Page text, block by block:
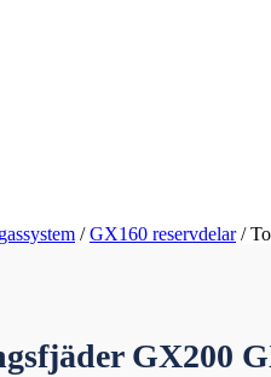
/GX160 reservdelar/
GX200